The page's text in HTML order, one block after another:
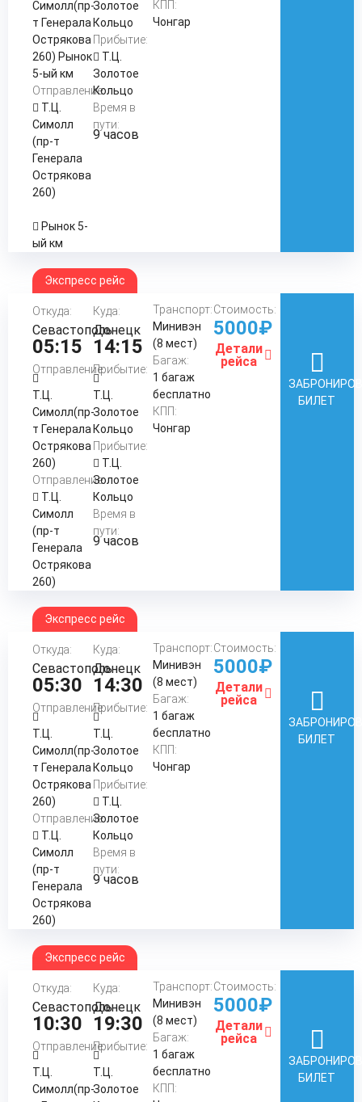
Симолл(пр-
т Генерала
Острякова
260) Рынок
5-ый км
Отправление:
Т.Ц.
Симолл
(пр-т
Генерала
Острякова
260)
Рынок 5-
ый км
Золотое
Кольцо
Прибытие:
Т.Ц.
Золотое
Кольцо
Время в
пути:
9 часов
КПП:
Чонгар
Экспресс рейс
Откуда:
Севастополь
05:15
Отправление:
Т.Ц.
Симолл(пр-
т Генерала
Острякова
260)
Отправление:
Т.Ц.
Симолл
(пр-т
Генерала
Острякова
260)
Куда:
Донецк
14:15
Прибытие:
Т.Ц.
Золотое
Кольцо
Прибытие:
Т.Ц.
Золотое
Кольцо
Время в
пути:
9 часов
Транспорт:
Минивэн
(8 мест)
Багаж:
1 багаж
бесплатно
КПП:
Чонгар
Стоимость:
5000₽
Детали
рейса
БИЛЕТ
Экспресс рейс
Откуда:
Севастополь
05:30
Отправление:
Т.Ц.
Симолл(пр-
т Генерала
Острякова
260)
Отправление:
Т.Ц.
Симолл
(пр-т
Генерала
Острякова
260)
Куда:
Донецк
14:30
Прибытие:
Т.Ц.
Золотое
Кольцо
Прибытие:
Т.Ц.
Золотое
Кольцо
Время в
пути:
9 часов
Транспорт:
Минивэн
(8 мест)
Багаж:
1 багаж
бесплатно
КПП:
Чонгар
Стоимость:
5000₽
Детали
рейса
БИЛЕТ
Экспресс рейс
Откуда:
Севастополь
10:30
Отправление:
Т.Ц.
Симолл(пр-
Куда:
Донецк
19:30
Прибытие:
Т.Ц.
Золотое
Транспорт:
Минивэн
(8 мест)
Багаж:
1 багаж
бесплатно
КПП:
Стоимость:
5000₽
Детали
рейса
БИЛЕТ